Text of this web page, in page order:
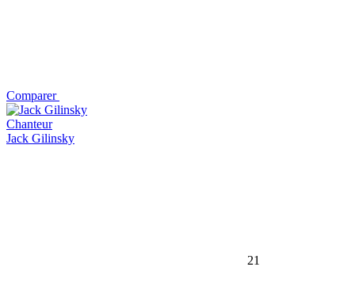
Comparer
Chanteur
Jack Gilinsky
21